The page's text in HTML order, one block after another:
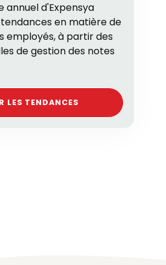
annuel d'Expensya
en matière de
employés, à partir des
de gestion des notes
LES TENDANCES